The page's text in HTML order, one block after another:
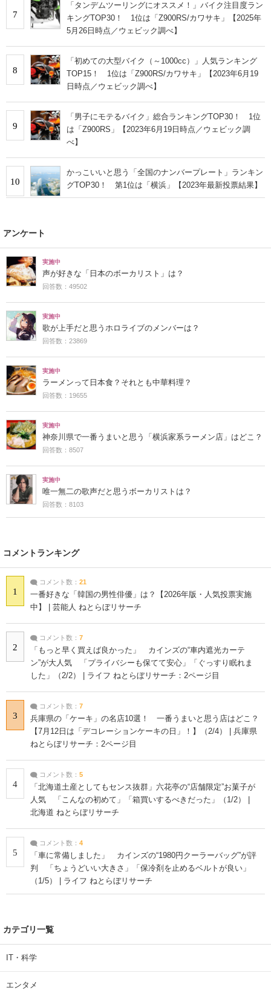
7
「タンデムツーリングにオススメ！」バイク注目度ラン
キングTOP30！ 1位は「Z900RS/カワサキ」【2025年
5月26日時点／ウェビック調べ】
8
「初めての大型バイク（～1000cc）」人気ランキング
TOP15！ 1位は「Z900RS/カワサキ」【2023年6月19
日時点／ウェビック調べ】
9
「男子にモテるバイク」総合ランキングTOP30！ 1位
は「Z900RS」【2023年6月19日時点／ウェビック調
べ】
10
かっこいいと思う「全国のナンバープレート」ランキン
グTOP30！ 第1位は「横浜」【2023年最新投票結果】
アンケート
実施中
声が好きな「日本のボーカリスト」は？
回答数：49502
実施中
歌が上手だと思うホロライブのメンバーは？
回答数：23869
実施中
ラーメンって日本食？それとも中華料理？
回答数：19655
実施中
神奈川県で一番うまいと思う「横浜家系ラーメン店」はどこ？
回答数：8507
実施中
唯一無二の歌声だと思うボーカリストは？
回答数：8103
コメントランキング
1
コメント数： 21
一番好きな「韓国の男性俳優」は？【2026年版・人気投票実施
中】 | 芸能人 ねとらぼリサーチ
2
コメント数： 7
「もっと早く買えば良かった」 カインズの“車内遮光カーテ
ン”が大人気 「プライバシーも保てて安心」「ぐっすり眠れま
した」（2/2） | ライフ ねとらぼリサーチ：2ページ目
3
コメント数： 7
兵庫県の「ケーキ」の名店10選！ 一番うまいと思う店はどこ？
【7月12日は「デコレーションケーキの日」！】（2/4） | 兵庫県
ねとらぼリサーチ：2ページ目
4
コメント数： 5
「北海道土産としてもセンス抜群」六花亭の“店舗限定”お菓子が
人気 「こんなの初めて」「箱買いするべきだった」（1/2） |
北海道 ねとらぼリサーチ
5
コメント数： 4
「車に常備しました」 カインズの“1980円クーラーバッグ”が評
判 「ちょうどいい大きさ」「保冷剤を止めるベルトが良い」
（1/5） | ライフ ねとらぼリサーチ
カテゴリ一覧
IT・科学
エンタメ